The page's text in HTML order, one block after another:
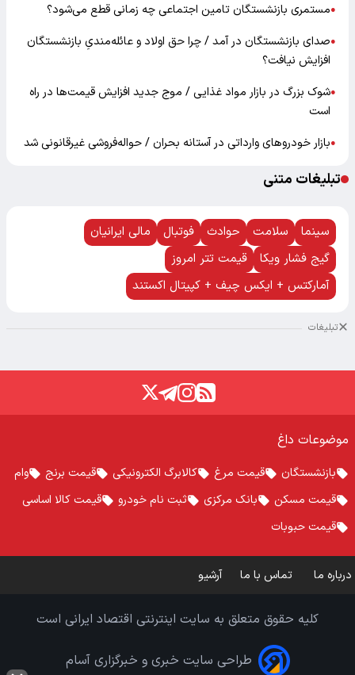
●مستمری بازنشستگان تامین اجتماعی چه زمانی قطع می‌شود؟
●صدای بازنشستگان در آمد / چرا حق اولاد و عائله‌مندیِ بازنشستگان
افزایش نیافت؟
●شوک بزرگ در بازار مواد غذایی / موج جدید افزایش قیمت‌ها در راه
است
●بازار خودرو‌های وارداتی در آستانه بحران / حواله‌فروشی غیرقانونی شد
تبلیغات متنی
سینما سلامت حوادث فوتبال
مالی ایرانیان
گیج فشار ویکا
قیمت تتر امروز
آمارکتس + ایکس چیف + کپیتال اکستند
تبلیغات
موضوعات داغ
بازنشستگان قیمت مرغ کالابرگ الکترونیکی قیمت برنج
وام
قیمت مسکن
بانک مرکزی ثبت نام خودرو
قیمت کالا اساسی
قیمت حبوبات
درباره ما تماس با ما آرشیو
کلیه حقوق متعلق به سایت اینترنتی اقتصاد ایرانی است
طراحی سایت خبری و خبرگزاری آسام